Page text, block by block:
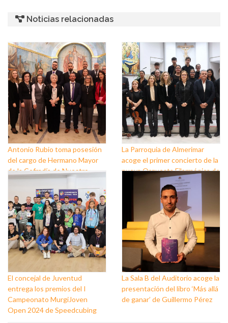
Noticias relacionadas
Antonio Rubio toma posesión
del cargo de Hermano Mayor
de la Cofradía de Nuestro
Padre Jesús Nazareno y
Nuestra Señora de los Dolores
de Balerma
La Parroquia de Almerimar
acoge el primer concierto de la
nueva Orquesta Filarmónica de
El concejal de Juventud
entrega los premios del I
Campeonato MurgiJoven
Open 2024 de Speedcubing
La Sala B del Auditorio acoge la
presentación del libro ‘Más allá
de ganar’ de Guillermo Pérez